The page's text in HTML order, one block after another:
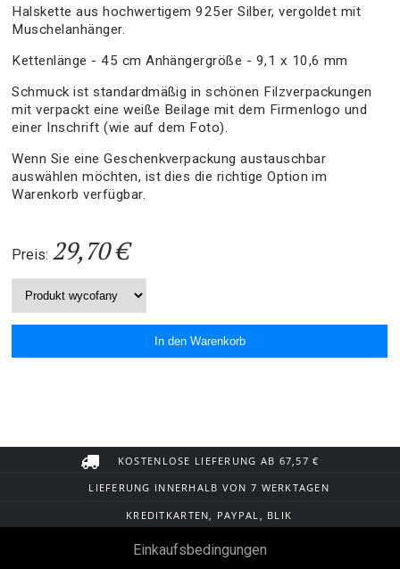
Halskette aus hochwertigem 925er Silber, vergoldet mit
Muschelanhänger.
Kettenlänge - 45 cm Anhängergröße - 9,1 x 10,6 mm
Schmuck ist standardmäßig in schönen Filzverpackungen
mit verpackt eine weiße Beilage mit dem Firmenlogo und
einer Inschrift (wie auf dem Foto).
Wenn Sie eine Geschenkverpackung austauschbar
auswählen möchten, ist dies die richtige Option im
Warenkorb verfügbar.
Preis: 29,70 €
KOSTENLOSE LIEFERUNG AB 67,57 €
LIEFERUNG INNERHALB VON 7 WERKTAGEN
KREDITKARTEN, PAYPAL, BLIK
Einkaufsbedingungen